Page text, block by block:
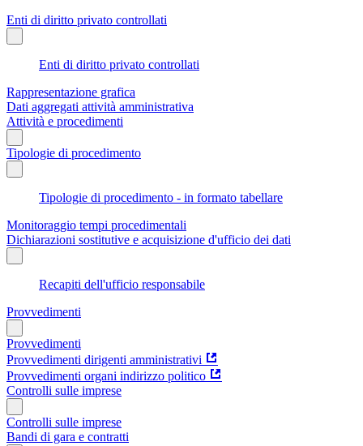
Enti di diritto privato controllati
Enti di diritto privato controllati
Rappresentazione grafica
Dati aggregati attività amministrativa
Attività e procedimenti
Tipologie di procedimento
Tipologie di procedimento - in formato tabellare
Monitoraggio tempi procedimentali
Dichiarazioni sostitutive e acquisizione d'ufficio dei dati
Recapiti dell'ufficio responsabile
Provvedimenti
Provvedimenti
Provvedimenti dirigenti amministrativi
Provvedimenti organi indirizzo politico
Controlli sulle imprese
Controlli sulle imprese
Bandi di gara e contratti